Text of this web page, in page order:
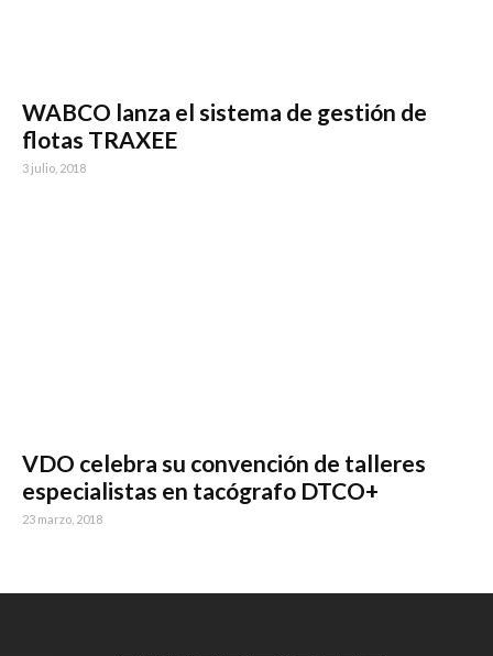
WABCO lanza el sistema de gestión de
flotas TRAXEE
3 julio, 2018
VDO celebra su convención de talleres
especialistas en tacógrafo DTCO+
23 marzo, 2018